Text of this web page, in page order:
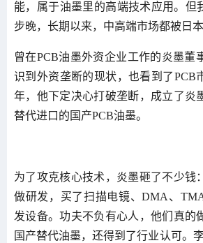
能，属于油墨里的高端技术应用。但
步晚，长期以来，中高端市场都被日
曾在PCB油墨外资企业工作的炎墨董
识到外资垄断的现状，也看到了PCB
年，他下定决心打破垄断，成立了炎
替代进口的国产PCB油墨。
为了攻克核心技术，炎墨砸了不少钱
做研发，买了扫描电镜、DMA、
发设备。功夫不负有心人，他们真的
国产替代油墨，还得到了行业认可。